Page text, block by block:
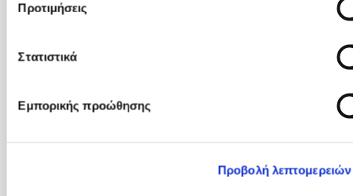
Προτιμήσεις
Στατιστικά
Εμπορικής προώθησης
Προβολή λεπτομερειών
υγείας της Νορβηγίας